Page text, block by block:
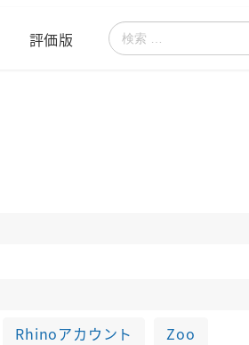
評価版
検
Rhinoアカウント Zoo